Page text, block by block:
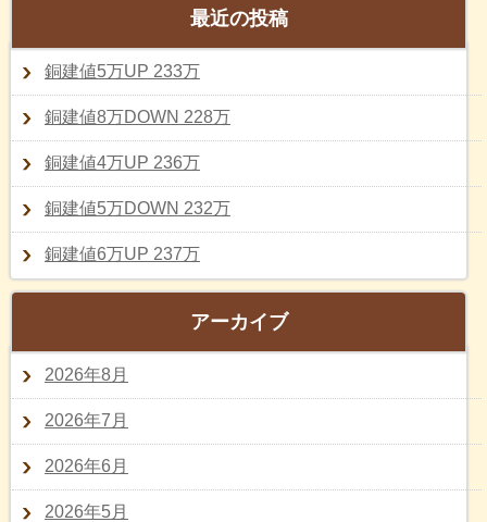
最近の投稿
銅建値5万UP 233万
銅建値8万DOWN 228万
銅建値4万UP 236万
銅建値5万DOWN 232万
銅建値6万UP 237万
アーカイブ
2026年8月
2026年7月
2026年6月
2026年5月